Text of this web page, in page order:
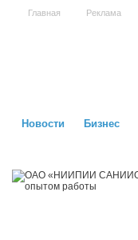
Главная Реклама
Новости Бизнес